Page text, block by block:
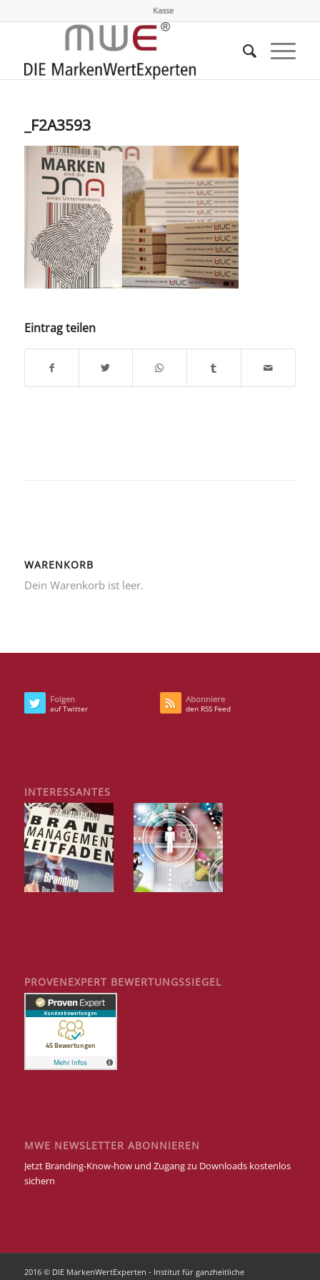
Kasse
_F2A3593
Eintrag teilen
WARENKORB
Dein Warenkorb ist leer.
Folgen
auf Twitter
Abonniere
den RSS Feed
INTERESSANTES
PROVENEXPERT BEWERTUNGSSIEGEL
MWE NEWSLETTER ABONNIEREN
Jetzt Branding-Know-how und Zugang zu Downloads kostenlos
sichern
2016 © DIE MarkenWertExperten - Institut für ganzheitliche